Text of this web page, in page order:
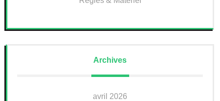
Archives
avril 2026